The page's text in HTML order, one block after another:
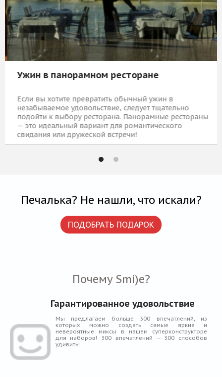
Ужин в панорамном ресторане
Если вы хотите превратить обычный ужин в
незабываемое удовольствие, следует тщательно
подойти к выбору ресторана. Панорамные рестораны
— это идеальный вариант для романтического
свидания или дружеской встречи!
Печалька? Не нашли, что искали?
ПОДОБРАТЬ ПОДАРОК
Почему Smi)e?
Гарантированное удовольствие
Мы предлагаем больше 300 впечатлений, из
которых можно создать самые яркие и
невероятные миксы в нашем суперконструкторе
для наборов! 300 впечатлений – 300 способов
удивить!